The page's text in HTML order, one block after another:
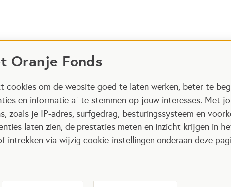
Oranje Fonds
cookies om de website goed te laten werken, beter te
en informatie af te stemmen op jouw interesses. Met
zoals je IP-adres, surfgedrag, besturingssysteem en
laten zien, de prestaties meten en inzicht krijgen in
intrekken via wijzig cookie-instellingen onderaan deze